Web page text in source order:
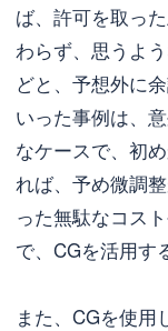
ば、許可を取っ
わらず、思うよ
どと、予想外に
いった事例は、
なケースで、初
れば、予め微調
った無駄なコス
で、CGを活用す
また、CGを使用